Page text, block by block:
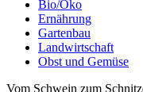
Bio/Öko
Ernährung
Gartenbau
Landwirtschaft
Obst und Gemüse
Vom Schwein zum